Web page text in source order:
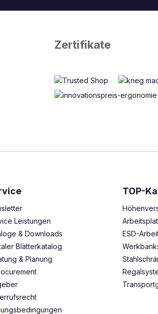
Zertifikate
Leistungen
& Downloads
Blätterkatalog
& Planung
TOP-
ESD-